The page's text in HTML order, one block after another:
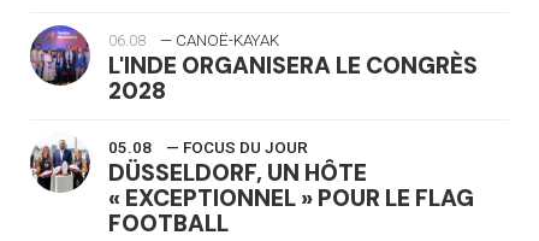
06.08 — CANOË-KAYAK
L'INDE ORGANISERA LE CONGRÈS
2028
05.08 — FOCUS DU JOUR
DÜSSELDORF, UN HÔTE
« EXCEPTIONNEL » POUR LE FLAG
FOOTBALL